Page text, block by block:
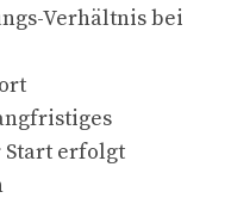
Verhältnis bei
Start erfolgt